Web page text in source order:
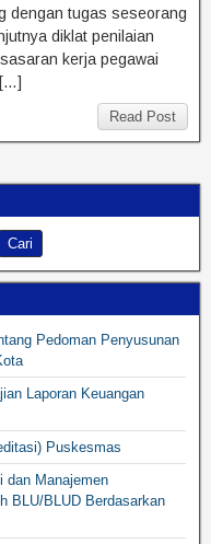
dengan tugas seseorang
diklat penilaian
kerja pegawai
Read Post
Pedoman Penyusunan
Laporan Keuangan
Puskesmas
dan Manajemen
BLU/BLUD Berdasarkan